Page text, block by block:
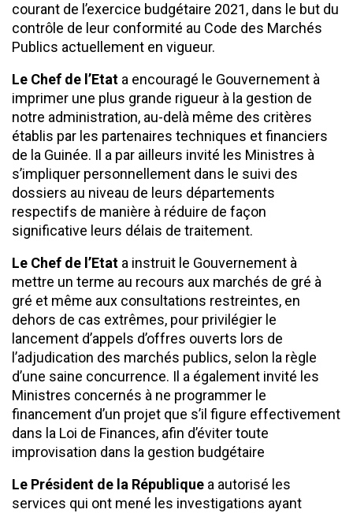
courant de l’exercice budgétaire 2021, dans le but du
contrôle de leur conformité au Code des Marchés
Publics actuellement en vigueur.
Le Chef de l’Etat a encouragé le Gouvernement à
imprimer une plus grande rigueur à la gestion de
notre administration, au-delà même des critères
établis par les partenaires techniques et financiers
de la Guinée. Il a par ailleurs invité les Ministres à
s’impliquer personnellement dans le suivi des
dossiers au niveau de leurs départements
respectifs de manière à réduire de façon
significative leurs délais de traitement.
Le Chef de l’Etat a instruit le Gouvernement à
mettre un terme au recours aux marchés de gré à
gré et même aux consultations restreintes, en
dehors de cas extrêmes, pour privilégier le
lancement d’appels d’offres ouverts lors de
l’adjudication des marchés publics, selon la règle
d’une saine concurrence. Il a également invité les
Ministres concernés à ne programmer le
financement d’un projet que s’il figure effectivement
dans la Loi de Finances, afin d’éviter toute
improvisation dans la gestion budgétaire
Le Président de la République a autorisé les
services qui ont mené les investigations ayant